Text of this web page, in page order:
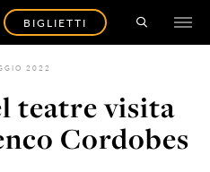
BIGLIETTI
2022
teatre visita
Cordobes